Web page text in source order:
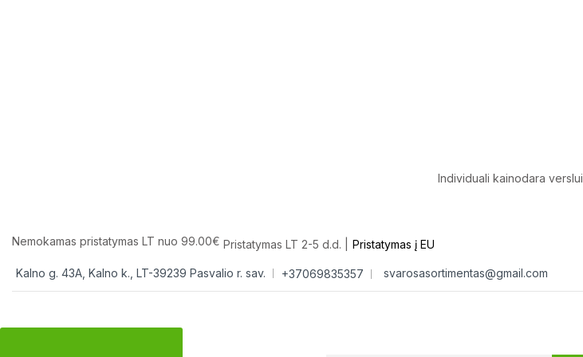
Nemokamas pristatymas LT nuo 99.00€ Pristatymas LT 2-5 d.d. | Pristatymas į EU
Individuali kainodara verslui
Kalno g. 43A, Kalno k., LT-39239 Pasvalio r. sav. +37069835357 svarosasortimentas@gmail.com